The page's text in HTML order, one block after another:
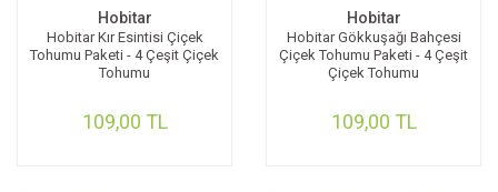
Hobitar
Hobitar Kır Esintisi Çiçek
Tohumu Paketi - 4 Çeşit Çiçek
Tohumu
109,00 TL
Hobitar
Hobitar Gökkuşağı Bahçesi
Çiçek Tohumu Paketi - 4 Çeşit
Çiçek Tohumu
109,00 TL